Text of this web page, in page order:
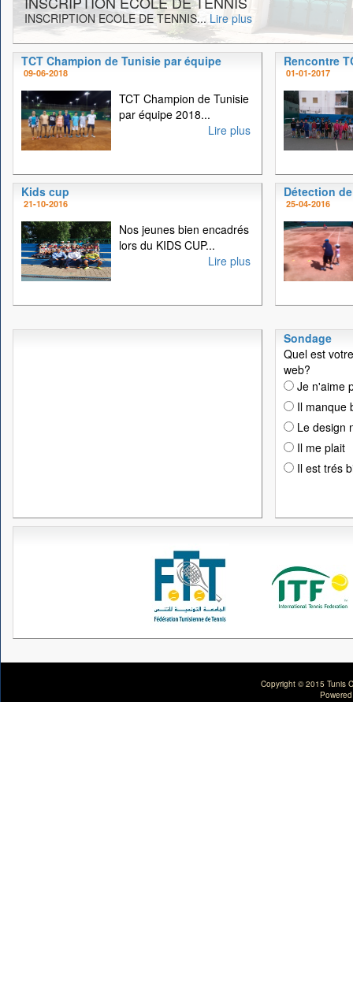
INSCRIPTION ECOLE DE TENNIS... Lire plus
TCT Champion de Tunisie par équipe
09-06-2018
TCT Champion de Tunisie
par équipe 2018...
Lire plus
Rencontre
01-01-2017
Kids cup
21-10-2016
Nos jeunes bien encadrés
lors du KIDS CUP...
Lire plus
Détection
25-04-2016
Sondage
Quel est
web?
Je n'aime
Il manque
Le design
Il me plait
Il est trés
Copyright © 2015 Tunis